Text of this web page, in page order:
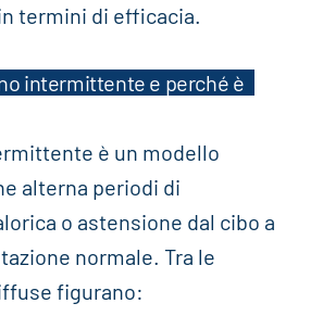
termini di efficacia.
intermittente e perché è
è un modello
alterna periodi di
o astensione dal cibo a
normale. Tra le
figurano: